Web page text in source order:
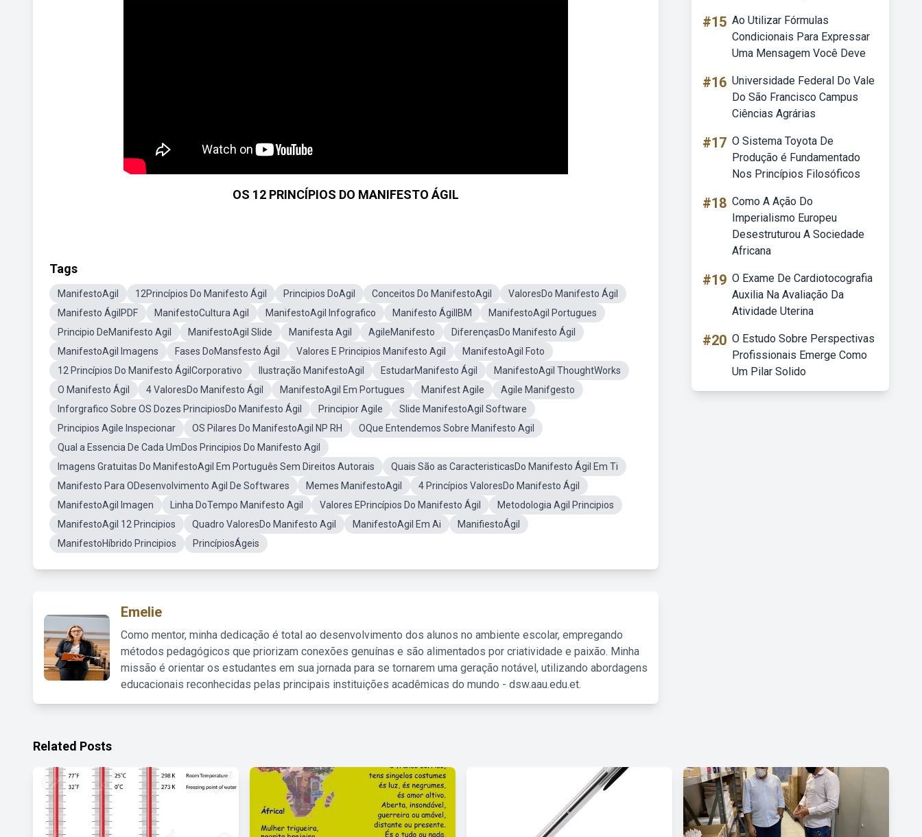
OS 12 PRINCÍPIOS DO MANIFESTO ÁGIL
Tags
ManifestoAgil 12Princípios Do Manifesto Ágil Principios DoAgil Conceitos Do ManifestoAgil
ValoresDo Manifesto Ágil
Manifesto ÁgilPDF
ManifestoCultura Agil ManifestoAgil Infografico Manifesto ÁgilIBM
ManifestoAgil Portugues
Principio DeManifesto Agil
ManifestoAgil Slide Manifesta Agil AgileManifesto
DiferençasDo Manifesto Ágil
ManifestoAgil Imagens
Fases DoMansfesto Ágil Valores E Principios Manifesto Agil
ManifestoAgil Foto
12 Princípios Do Manifesto ÁgilCorporativo
Ilustração ManifestoAgil EstudarManifesto Ágil
ManifestoAgil ThoughtWorks
O Manifesto Ágil
4 ValoresDo Manifesto Ágil ManifestoAgil Em Portugues Manifest Agile
Agile Manifgesto
Inforgrafico Sobre OS Dozes PrincipiosDo Manifesto Ágil
Principior Agile
Slide ManifestoAgil Software
Principios Agile Inspecionar
OS Pilares Do ManifestoAgil NP RH
OQue Entendemos Sobre Manifesto Agil
Qual a Essencia De Cada UmDos Principios Do Manifesto Agil
Imagens Gratuitas Do ManifestoAgil Em Português Sem Direitos Autorais
Quais São as CaracteristicasDo Manifesto Ágil Em Ti
Manifesto Para ODesenvolvimento Agil De Softwares
Memes ManifestoAgil
4 Princípios ValoresDo Manifesto Ágil
ManifestoAgil Imagen
Linha DoTempo Manifesto Agil Valores EPrincípios Do Manifesto Ágil
Metodologia Agil Principios
ManifestoAgil 12 Principios
Quadro ValoresDo Manifesto Agil ManifestoAgil Em Ai
ManifiestoÁgil
ManifestoHíbrido Principios
PrincípiosÁgeis
Emelie
Como mentor, minha dedicação é total ao desenvolvimento dos alunos no ambiente escolar, empregando
métodos pedagógicos que priorizam conexões genuínas e são alimentados por criatividade e paixão. Minha
missão é orientar os estudantes em sua jornada para se tornarem uma geração notável, utilizando abordagens
educacionais reconhecidas pelas principais instituições acadêmicas do mundo - dsw.aau.edu.et.
#15 Ao Utilizar Fórmulas
Condicionais Para Expressar
Uma Mensagem Você Deve
#16 Universidade Federal Do Vale
Do São Francisco Campus
Ciências Agrárias
#17 O Sistema Toyota De
Produção é Fundamentado
Nos Princípios Filosóficos
#18 Como A Ação Do
Imperialismo Europeu
Desestruturou A Sociedade
Africana
#19 O Exame De Cardiotocografia
Auxilia Na Avaliação Da
Atividade Uterina
#20 O Estudo Sobre Perspectivas
Profissionais Emerge Como
Um Pilar Solido
Related Posts